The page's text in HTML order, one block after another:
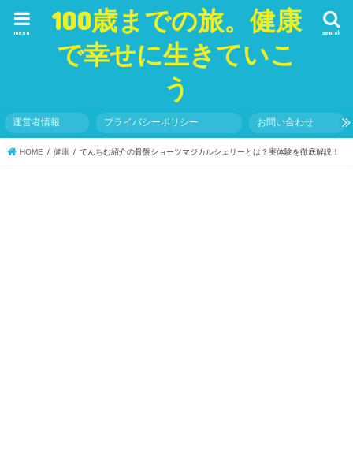
100歳までの旅。健康
で幸せに生きていこ
う
search
menu
運営者情報 プライバシーポリシー お問い合わせ
HOME 健康 てんちむ紹介の骨盤ショーツマジカルシェリーとは？実体験を徹底解説！